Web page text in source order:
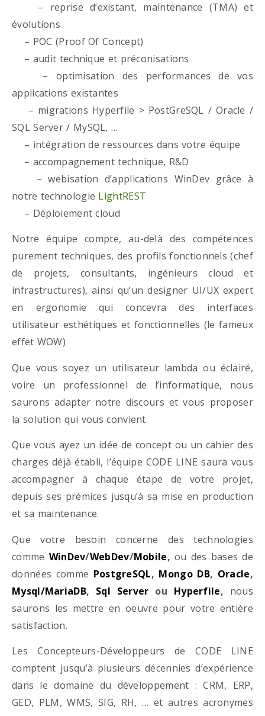
– reprise d’existant, maintenance (TMA) et
évolutions
– POC (Proof Of Concept)
– audit technique et préconisations
– optimisation des performances de vos
applications existantes
– migrations Hyperfile > PostGreSQL / Oracle /
SQL Server / MySQL, …
– intégration de ressources dans votre équipe
– accompagnement technique, R&D
– webisation d’applications WinDev grâce à
notre technologie LightREST
– Déploiement cloud
Notre équipe compte, au-delà des compétences
purement techniques, des profils fonctionnels (chef
de projets, consultants, ingénieurs cloud et
infrastructures), ainsi qu’un designer UI/UX expert
en ergonomie qui concevra des interfaces
utilisateur esthétiques et fonctionnelles (le fameux
effet WOW)
Que vous soyez un utilisateur lambda ou éclairé,
voire un professionnel de l’informatique, nous
saurons adapter notre discours et vous proposer
la solution qui vous convient.
Que vous ayez un idée de concept ou un cahier des
charges déjà établi, l’équipe CODE LINE saura vous
accompagner à chaque étape de votre projet,
depuis ses prémices jusqu’à sa mise en production
et sa maintenance.
Que votre besoin concerne des technologies
comme WinDev/WebDev/Mobile, ou des bases de
données comme PostgreSQL, Mongo DB, Oracle,
Mysql/MariaDB, Sql Server ou Hyperfile, nous
saurons les mettre en oeuvre pour votre entière
satisfaction.
Les Concepteurs-Développeurs de CODE LINE
comptent jusqu’à plusieurs décennies d’expérience
dans le domaine du développement : CRM, ERP,
GED, PLM, WMS, SIG, RH, … et autres acronymes